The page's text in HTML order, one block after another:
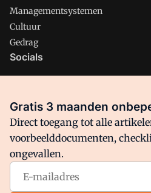
Managementsystemen
Cultuur
Gedrag
Socials
Facebook
Arbo is onderdeel van VMN
VMN media voor staat. Op gebruik
Gratis 3 maanden
Direct toegang tot alle
voorbeelddocumenten,
ongevallen.